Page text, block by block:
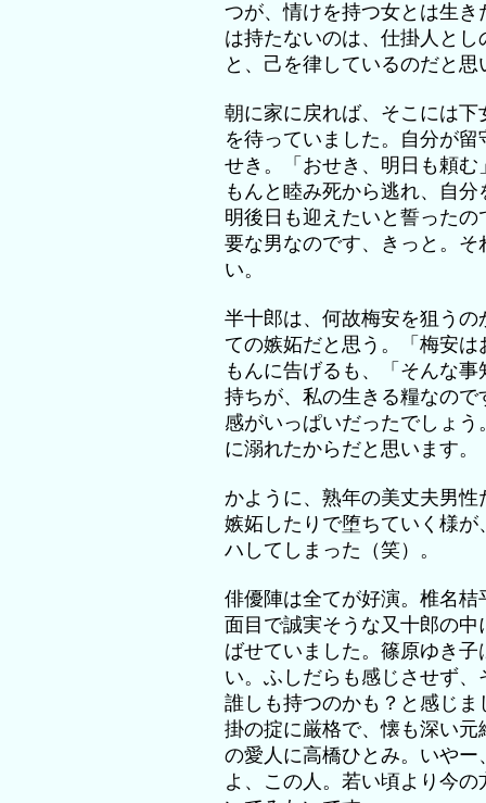
つが、情けを持つ女とは生
は持たないのは、仕掛人と
と、己を律しているのだと思
朝に家に戻れば、そこには
を待っていました。自分が
せき。「おせき、明日も頼
もんと睦み死から逃れ、自
明後日も迎えたいと誓った
要な男なのです、きっと。
い。
半十郎は、何故梅安を狙う
ての嫉妬だと思う。「梅安
もんに告げるも、「そんな
持ちが、私の生きる糧なの
感がいっぱいだったでしょ
に溺れたからだと思います。
かように、熟年の美丈夫男
嫉妬したりで堕ちていく様
ハしてしまった（笑）。
俳優陣は全てが好演。椎名
面目で誠実そうな又十郎の
ばせていました。篠原ゆき
い。ふしだらも感じさせず
誰しも持つのかも？と感じ
掛の掟に厳格で、懐も深い
の愛人に高橋ひとみ。いや
よ、この人。若い頃より今